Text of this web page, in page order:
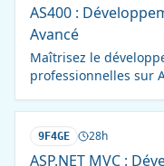
AS400 :
Avancé
Maîtrisez le
professionnelles sur
9F4GE 28h
ASP.NET MVC :